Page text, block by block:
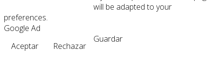
will be adapted to your
preferences.
Google Ad
Aceptar
Rechazar
Guardar